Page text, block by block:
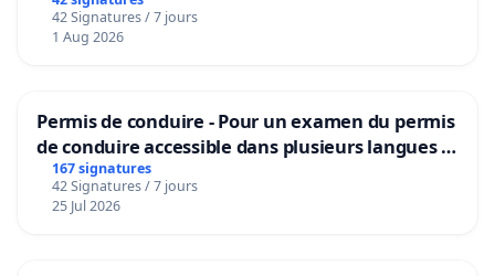
42 Signatures / 7 jours
1 Aug 2026
Permis de conduire - Pour un examen du permis
de conduire accessible dans plusieurs langues à
Bruxelles
167 signatures
42 Signatures / 7 jours
25 Jul 2026